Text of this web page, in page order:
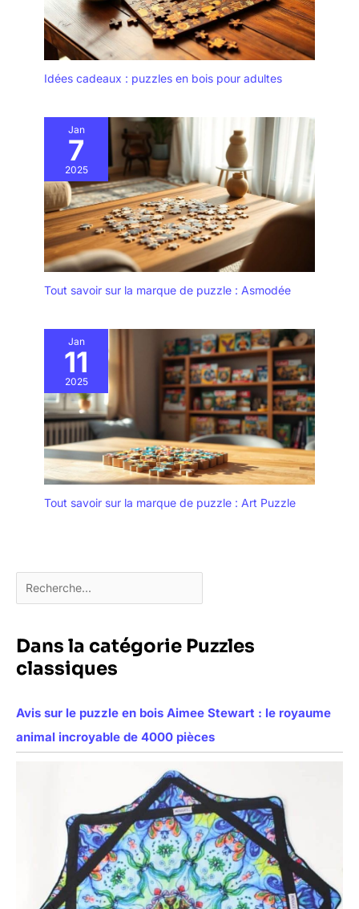
Idées cadeaux : puzzles en bois pour adultes
Jan
7
2025
Tout savoir sur la marque de puzzle : Asmodée
Jan
11
2025
Tout savoir sur la marque de puzzle : Art Puzzle
Dans la catégorie Puzzles
classiques
Avis sur le puzzle en bois Aimee Stewart : le royaume
animal incroyable de 4000 pièces